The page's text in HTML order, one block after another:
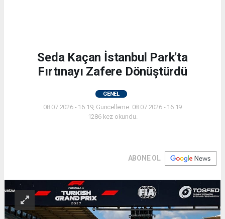
Seda Kaçan İstanbul Park'ta
Fırtınayı Zafere Dönüştürdü
GENEL
08.07.2026 - 16:19, Güncelleme: 08.07.2026 - 16:19
1286 kez okundu.
ABONE OL